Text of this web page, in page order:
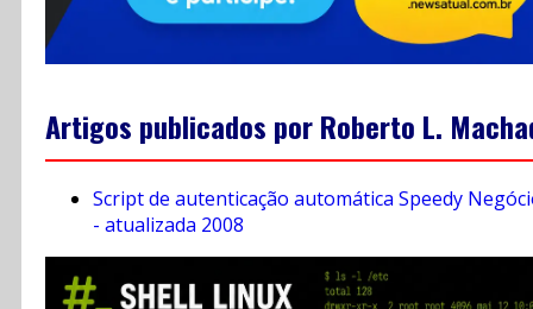
Artigos publicados por Roberto L.
Script de autenticação automática Speedy
- atualizada 2008